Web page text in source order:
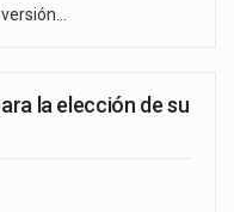
la elección de su